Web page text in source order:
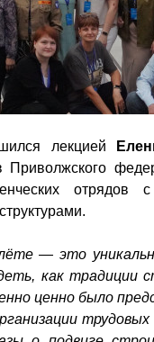
лекцией
Приволжского
— это
как традиции
ценно было